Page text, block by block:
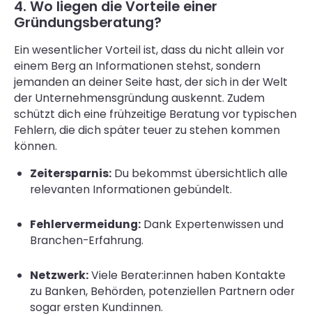
4. Wo liegen die Vorteile einer
Gründungsberatung?
Ein wesentlicher Vorteil ist, dass du nicht allein vor
einem Berg an Informationen stehst, sondern
jemanden an deiner Seite hast, der sich in der Welt
der Unternehmensgründung auskennt. Zudem
schützt dich eine frühzeitige Beratung vor typischen
Fehlern, die dich später teuer zu stehen kommen
können.
Zeitersparnis: Du bekommst übersichtlich alle
relevanten Informationen gebündelt.
Fehlervermeidung: Dank Expertenwissen und
Branchen-Erfahrung.
Netzwerk:Viele Berater:innen haben Kontakte
zu Banken, Behörden, potenziellen Partnern oder
sogar ersten Kund:innen.